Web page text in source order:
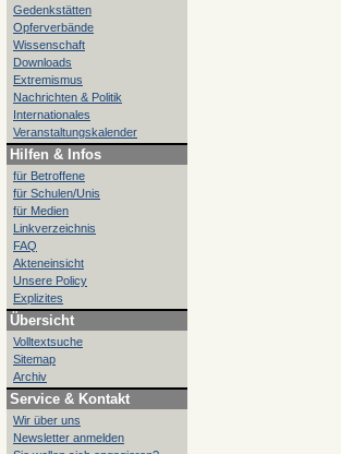
Gedenkstätten
Opferverbände
Wissenschaft
Downloads
Extremismus
Nachrichten & Politik
Internationales
Veranstaltungskalender
Hilfen & Infos
für Betroffene
für Schulen/Unis
für Medien
Linkverzeichnis
FAQ
Akteneinsicht
Unsere Policy
Explizites
Übersicht
Volltextsuche
Sitemap
Archiv
Service & Kontakt
Wir über uns
Newsletter anmelden